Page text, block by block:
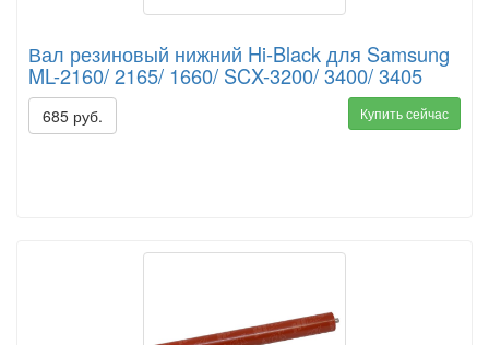
Вал резиновый нижний Hi-Black для Samsung
ML-2160/ 2165/ 1660/ SCX-3200/ 3400/ 3405
685 руб. Купить сейчас